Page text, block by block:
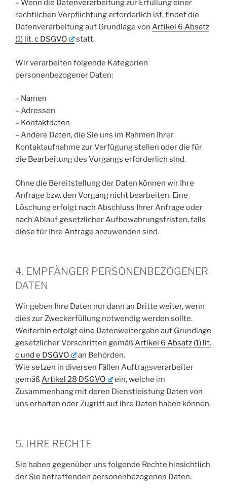
– Wenn die Datenverarbeitung zur Erfüllung einer
rechtlichen Verpflichtung erforderlich ist, findet die
Datenverarbeitung auf Grundlage von Artikel 6 Absatz
(1) lit. c DSGVO
statt.
Wir verarbeiten folgende Kategorien
personenbezogener Daten:
– Namen
– Adressen
– Kontaktdaten
– Andere Daten, die Sie uns im Rahmen Ihrer
Kontaktaufnahme zur Verfügung stellen oder die für
die Bearbeitung des Vorgangs erforderlich sind.
Ohne die Bereitstellung der Daten können wir Ihre
Anfrage bzw. den Vorgang nicht bearbeiten. Eine
Löschung erfolgt nach Abschluss Ihrer Anfrage oder
nach Ablauf gesetzlicher Aufbewahrungsfristen, falls
diese für Ihre Anfrage anzuwenden sind.
4. EMPFÄNGER PERSONENBEZOGENER
DATEN
Wir geben Ihre Daten nur dann an Dritte weiter, wenn
dies zur Zweckerfüllung notwendig werden sollte.
Weiterhin erfolgt eine Datenweitergabe auf Grundlage
gesetzlicher Vorschriften gemäßArtikel 6 Absatz (1) lit.
c und e DSGVO
an Behörden.
Wie setzen in diversen Fällen Auftragsverarbeiter
gemäßArtikel 28 DSGVO
ein, welche im
Zusammenhang mit deren Dienstleistung Daten von
uns erhalten oder Zugriff auf Ihre Daten haben können.
5. IHRE RECHTE
Sie haben gegenüber uns folgende Rechte hinsichtlich
der Sie betreffenden personenbezogenen Daten: